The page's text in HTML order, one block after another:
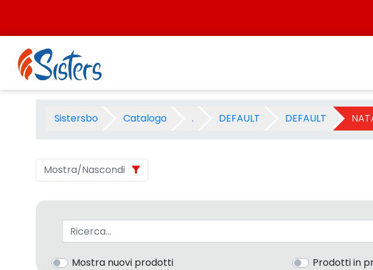
NATALE CRAYOLA - Categoria -
Sistersbo Catalogo . DEFAULT DEFAULT
Mostra/Nascondi
Barra di ricerca
Mostra nuovi prodotti Prodotti in